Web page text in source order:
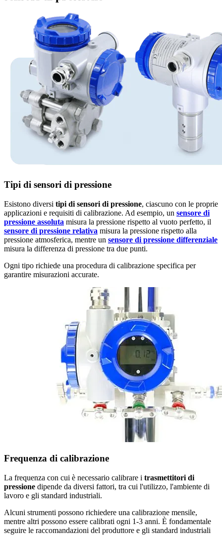
Tipi di sensori di pressione
Esistono diversi tipi di sensori di pressione, ciascuno con le proprie
applicazioni e requisiti di calibrazione. Ad esempio, un sensore di
pressione assoluta misura la pressione rispetto al vuoto perfetto, il
sensore di pressione relativa misura la pressione rispetto alla
pressione atmosferica, mentre un sensore di pressione differenziale
misura la differenza di pressione tra due punti.
Ogni tipo richiede una procedura di calibrazione specifica per
garantire misurazioni accurate.
Frequenza di calibrazione
La frequenza con cui è necessario calibrare i trasmettitori di
pressione dipende da diversi fattori, tra cui l'utilizzo, l'ambiente di
lavoro e gli standard industriali.
Alcuni strumenti possono richiedere una calibrazione mensile,
mentre altri possono essere calibrati ogni 1-3 anni. È fondamentale
seguire le raccomandazioni del produttore e gli standard industriali